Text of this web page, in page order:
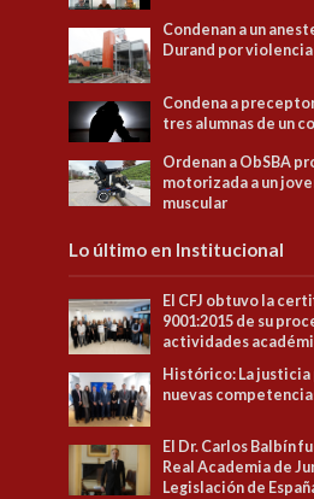
Condenan a un
Durand por
Condena a
tres alumnas de un
Ordenan a ObSBA
motorizada a un
muscular
Lo último en Institucional
El CFJ obtuvo la
9001:2015 de su
actividades
Histórico: La justicia
nuevas
El Dr. Carlos Balbín
Real Academia de
Legislación de